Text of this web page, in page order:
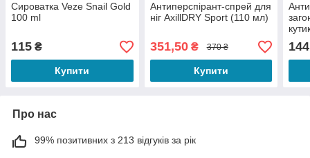
Сироватка Veze Snail Gold
100 ml
115 ₴
Купити
Антиперспірант-спрей для
ніг AxillDRY Sport (110 мл)
351,50₴ 370 ₴
Купити
144
Про нас
99% позитивних з 213 відгуків за рік